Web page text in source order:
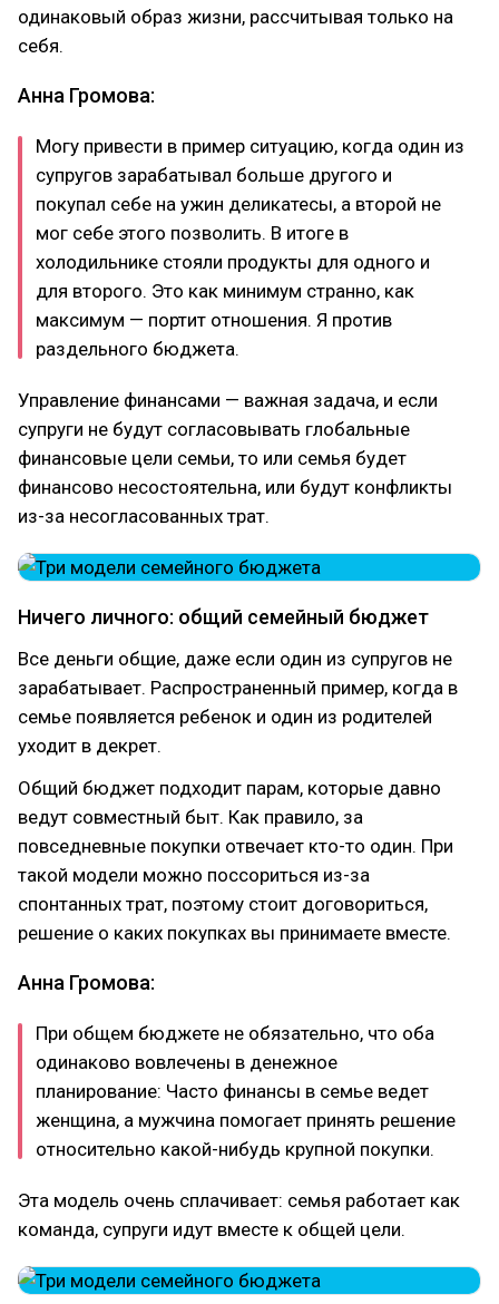
одинаковый образ жизни, рассчитывая только на
себя.
Анна Громова:
Могу привести в пример ситуацию, когда один из
супругов зарабатывал больше другого и
покупал себе на ужин деликатесы, а второй не
мог себе этого позволить. В итоге в
холодильнике стояли продукты для одного и
для второго. Это как минимум странно, как
максимум — портит отношения. Я против
раздельного бюджета.
Управление финансами — важная задача, и если
супруги не будут согласовывать глобальные
финансовые цели семьи, то или семья будет
финансово несостоятельна, или будут конфликты
из-за несогласованных трат.
Ничего личного: общий семейный бюджет
Все деньги общие, даже если один из супругов не
зарабатывает. Распространенный пример, когда в
семье появляется ребенок и один из родителей
уходит в декрет.
Общий бюджет подходит парам, которые давно
ведут совместный быт. Как правило, за
повседневные покупки отвечает кто-то один. При
такой модели можно поссориться из-за
спонтанных трат, поэтому стоит договориться,
решение о каких покупках вы принимаете вместе.
Анна Громова:
При общем бюджете не обязательно, что оба
одинаково вовлечены в денежное
планирование: Часто финансы в семье ведет
женщина, а мужчина помогает принять решение
относительно какой-нибудь крупной покупки.
Эта модель очень сплачивает: семья работает как
команда, супруги идут вместе к общей цели.